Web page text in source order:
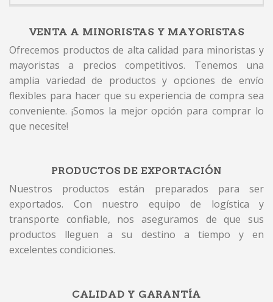
VENTA A MINORISTAS Y MAYORISTAS
Ofrecemos productos de alta calidad para minoristas y
mayoristas a precios competitivos. Tenemos una
amplia variedad de productos y opciones de envío
flexibles para hacer que su experiencia de compra sea
conveniente. ¡Somos la mejor opción para comprar lo
que necesite!
PRODUCTOS DE EXPORTACIÓN
Nuestros productos están preparados para ser
exportados. Con nuestro equipo de logística y
transporte confiable, nos aseguramos de que sus
productos lleguen a su destino a tiempo y en
excelentes condiciones.
CALIDAD Y GARANTÍA